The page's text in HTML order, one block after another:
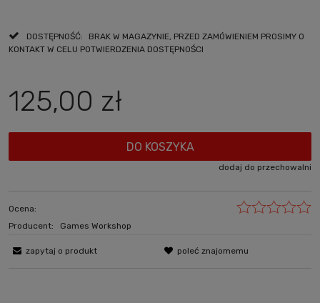
DOSTĘPNOŚĆ:
BRAK W MAGAZYNIE, PRZED ZAMÓWIENIEM PROSIMY O
KONTAKT W CELU POTWIERDZENIA DOSTĘPNOŚCI
125,00 zł
DO KOSZYKA
dodaj do przechowalni
Ocena:
Producent:
Games Workshop
zapytaj o produkt poleć znajomemu